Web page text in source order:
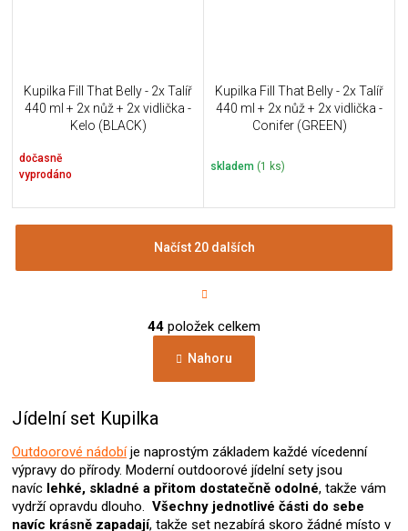
Kupilka Fill That Belly - 2x Talíř
440 ml + 2x nůž + 2x vidlička -
Kelo (BLACK)
dočasně
vyprodáno
Kupilka Fill That Belly - 2x Talíř
440 ml + 2x nůž + 2x vidlička -
Conifer (GREEN)
skladem (1 ks)
v
á
d
p
r
v
k
y
Načíst 20 dalších
t
á
n
k
v
44 položek celkem
Nahoru
Jídelní set Kupilka
Outdoorové nádobíje naprostým základem každé vícedenní
výpravy do přírody. Moderní outdoorové jídelní sety jsou
navíc lehké, skladné a přitom dostatečně odolné, takže vám
vydrží opravdu dlouho. Všechny jednotlivé části do sebe
navíc krásně zapadají, takže set nezabírá skoro žádné místo v